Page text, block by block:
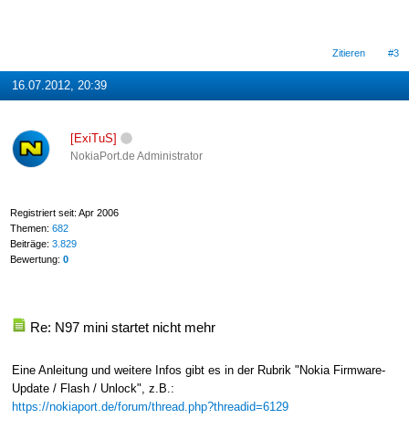
Zitieren #3
16.07.2012, 20:39
[ExiTuS]
NokiaPort.de Administrator
Registriert seit: Apr 2006
Themen: 682
Beiträge: 3.829
Bewertung: 0
Re: N97 mini startet nicht mehr
Eine Anleitung und weitere Infos gibt es in der Rubrik "Nokia Firmware-
Update / Flash / Unlock", z.B.:
https://nokiaport.de/forum/thread.php?threadid=6129